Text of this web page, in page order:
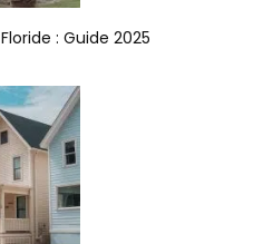
: Guide 2025